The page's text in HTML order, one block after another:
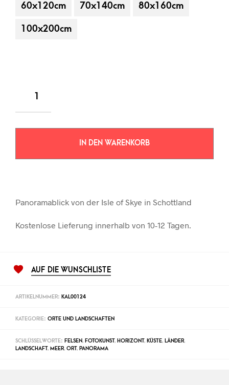
60x120cm 70x140cm 80x160cm
100x200cm
IN DEN WARENKORB
Panoramablick von der Isle of Skye in Schottland
Kostenlose Lieferung innerhalb von 10-12 Tagen.
AUF DIE WUNSCHLISTE
ARTIKELNUMMER: KAL00124
KATEGORIE: ORTE UND LANDSCHAFTEN
SCHLÜSSELWORTE: FELSEN, FOTOKUNST, HORIZONT, KÜSTE, LÄNDER,
LANDSCHAFT, MEER, ORT, PANORAMA